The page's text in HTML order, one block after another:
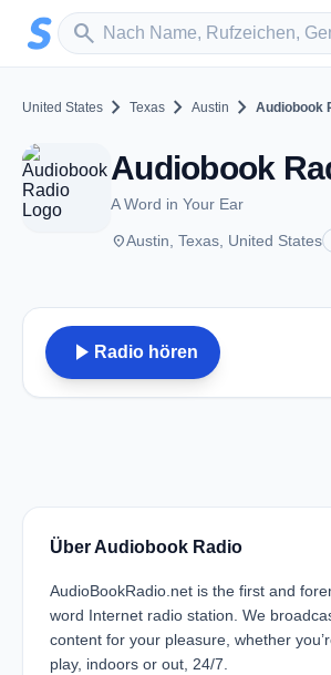
Zum Hauptinhalt springen
search
Sender suchen
United States chevron_right Texas chevron_right Austin chevron_right Audiobook
A Word in Your Ear
placeAustin, Texas, United States
play_arrow Radio hören
Über Audiobook Radio
AudioBookRadio.net is the first and
word Internet radio station. We
content for your pleasure, whether
play, indoors or out, 24/7.